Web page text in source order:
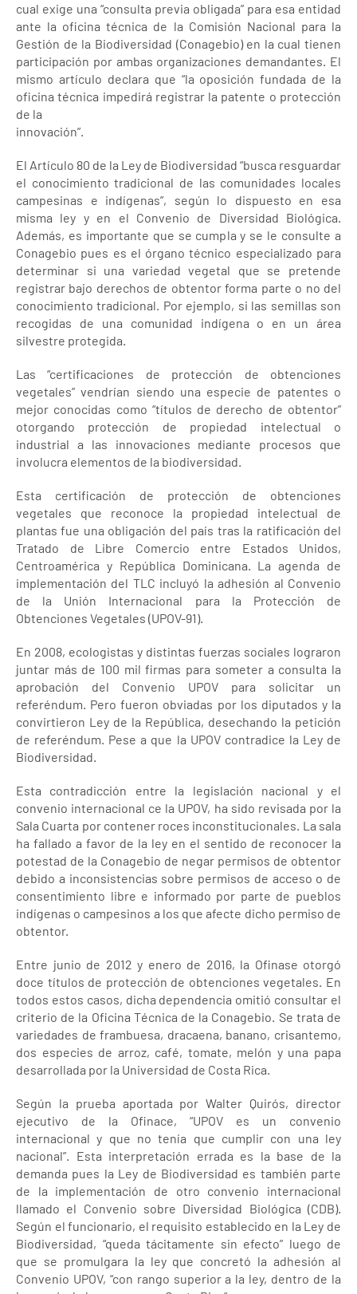
cual exige una “consulta previa obligada” para esa entidad
ante la oficina técnica de la Comisión Nacional para la
Gestión de la Biodiversidad (Conagebio) en la cual tienen
participación por ambas organizaciones demandantes. El
mismo artículo declara que “la oposición fundada de la
oficina técnica impedirá registrar la patente o protección
de la
innovación”.
El Artículo 80 de la Ley de Biodiversidad “busca resguardar
el conocimiento tradicional de las comunidades locales
campesinas e indígenas”, según lo dispuesto en esa
misma ley y en el Convenio de Diversidad Biológica.
Además, es importante que se cumpla y se le consulte a
Conagebio pues es el órgano técnico especializado para
determinar si una variedad vegetal que se pretende
registrar bajo derechos de obtentor forma parte o no del
conocimiento tradicional. Por ejemplo, si las semillas son
recogidas de una comunidad indígena o en un área
silvestre protegida.
Las “certificaciones de protección de obtenciones
vegetales” vendrían siendo una especie de patentes o
mejor conocidas como “títulos de derecho de obtentor”
otorgando protección de propiedad intelectual o
industrial a las innovaciones mediante procesos que
involucra elementos de la biodiversidad.
Esta certificación de protección de obtenciones
vegetales que reconoce la propiedad intelectual de
plantas fue una obligación del país tras la ratificación del
Tratado de Libre Comercio entre Estados Unidos,
Centroamérica y República Dominicana. La agenda de
implementación del TLC incluyó la adhesión al Convenio
de la Unión Internacional para la Protección de
Obtenciones Vegetales (UPOV-91).
En 2008, ecologistas y distintas fuerzas sociales lograron
juntar más de 100 mil firmas para someter a consulta la
aprobación del Convenio UPOV para solicitar un
referéndum. Pero fueron obviadas por los diputados y la
convirtieron Ley de la República, desechando la petición
de referéndum. Pese a que la UPOV contradice la Ley de
Biodiversidad.
Esta contradicción entre la legislación nacional y el
convenio internacional ce la UPOV, ha sido revisada por la
Sala Cuarta por contener roces inconstitucionales. La sala
ha fallado a favor de la ley en el sentido de reconocer la
potestad de la Conagebio de negar permisos de obtentor
debido a inconsistencias sobre permisos de acceso o de
consentimiento libre e informado por parte de pueblos
indígenas o campesinos a los que afecte dicho permiso de
obtentor.
Entre junio de 2012 y enero de 2016, la Ofinase otorgó
doce títulos de protección de obtenciones vegetales. En
todos estos casos, dicha dependencia omitió consultar el
criterio de la Oficina Técnica de la Conagebio. Se trata de
variedades de frambuesa, dracaena, banano, crisantemo,
dos especies de arroz, café, tomate, melón y una papa
desarrollada por la Universidad de Costa Rica.
Según la prueba aportada por Walter Quirós, director
ejecutivo de la Ofinace, “UPOV es un convenio
internacional y que no tenía que cumplir con una ley
nacional”. Esta interpretación errada es la base de la
demanda pues la Ley de Biodiversidad es también parte
de la implementación de otro convenio internacional
llamado el Convenio sobre Diversidad Biológica (CDB).
Según el funcionario, el requisito establecido en la Ley de
Biodiversidad, “queda tácitamente sin efecto” luego de
que se promulgara la ley que concretó la adhesión al
Convenio UPOV, “con rango superior a la ley, dentro de la